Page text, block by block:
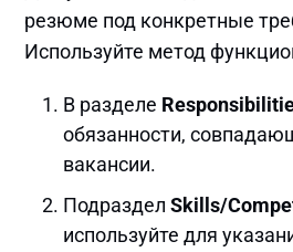
резюме под конкретные
Используйте метод
В разделе
обязанности,
вакансии.
ПодразделSkills/
используйте для